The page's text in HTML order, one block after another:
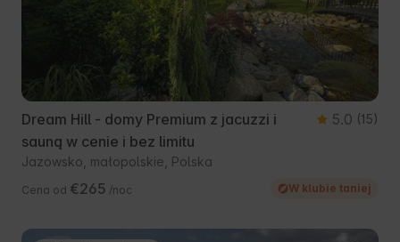
Dream Hill - domy Premium z jacuzzi i
sauną w cenie i bez limitu
5.0 (15)
Jazowsko, małopolskie, Polska
Cena od €265 /noc W klubie taniej